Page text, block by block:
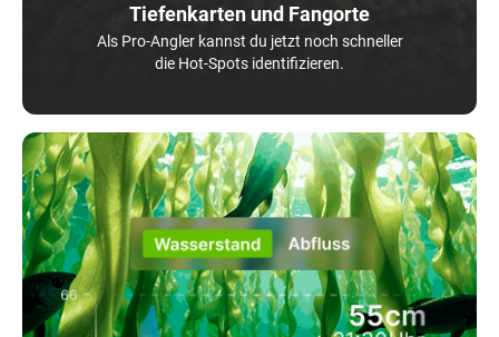
Tiefenkarten und Fangorte
Als Pro-Angler kannst du jetzt noch schneller
die Hot-Spots identifizieren.